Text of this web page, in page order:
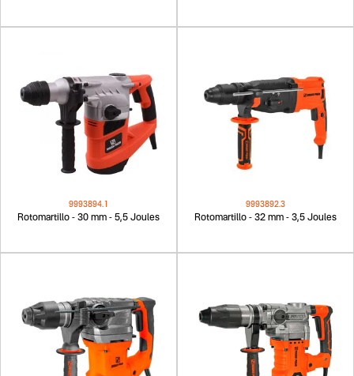
Rotomartillo - 30 mm - 5,5 Joules
9993894.1
Rotomartillo - 32 mm - 3,5 Joules
9993892.3